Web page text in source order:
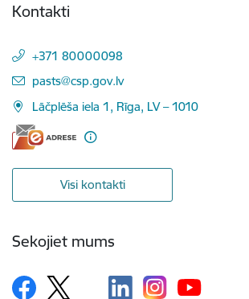
Kontakti
+371 80000098
E-pasts:
pasts@csp.gov.lv
Lāčplēša iela 1, Rīga, LV – 1010
Visi kontakti
Sekojiet mums